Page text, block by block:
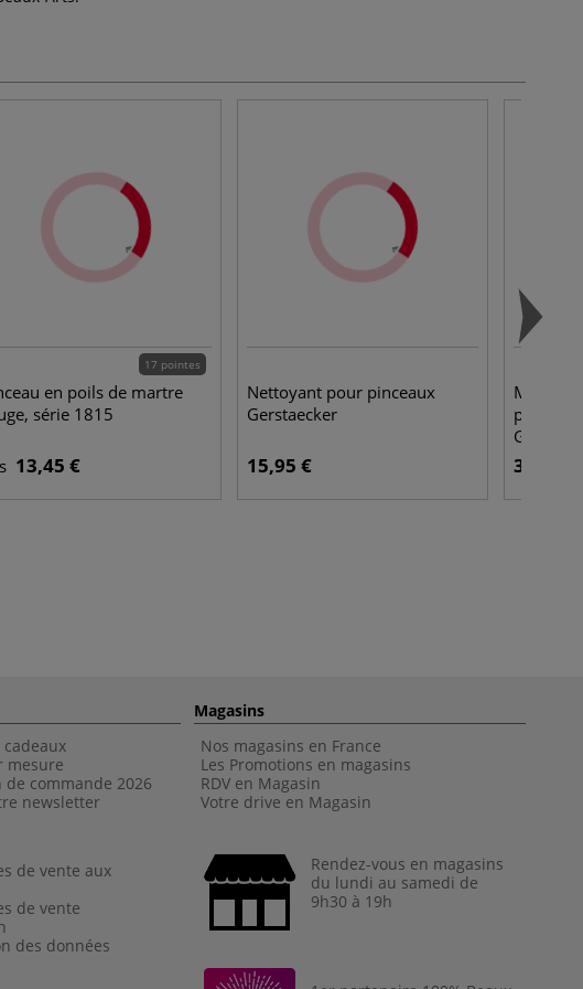
17 pointes
en poils de martre
série 1815
13,45 €
Nettoyant pour pinceaux
Gerstaecker
15,95 €
Mini-
pointe
3,95 €
mesure
commande 2026
newsletter
de vente aux
de vente
des données
Magasins
Nos magasins en France
Les Promotions en magasins
RDV en Magasin
Votre drive en Magasin
Rendez-vous en magasins
du lundi au samedi de
9h30 à 19h